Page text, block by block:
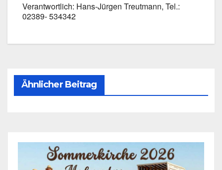
Ver­ant­wort­lich: Hans-Jürgen Treut­mann, Tel.:
02389- 534342
Ähnlicher Beitrag